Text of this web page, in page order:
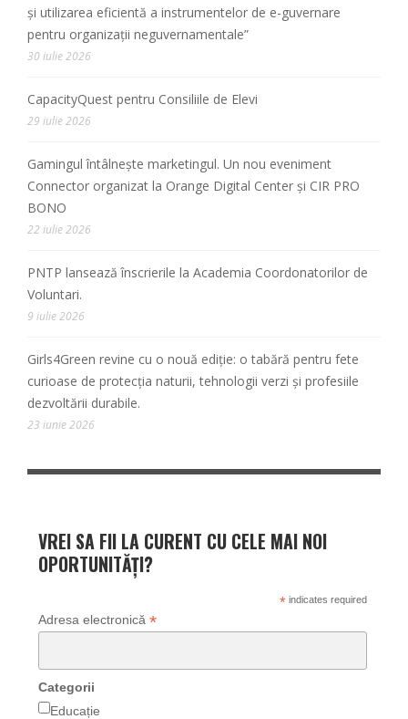
și utilizarea eficientă a instrumentelor de e-guvernare
pentru organizații neguvernamentale”
30 iulie 2026
CapacityQuest pentru Consiliile de Elevi
29 iulie 2026
Gamingul întâlnește marketingul. Un nou eveniment
Connector organizat la Orange Digital Center și CIR PRO
BONO
22 iulie 2026
PNTP lansează înscrierile la Academia Coordonatorilor de
Voluntari.
9 iulie 2026
Girls4Green revine cu o nouă ediție: o tabără pentru fete
curioase de protecția naturii, tehnologii verzi și profesiile
dezvoltării durabile.
23 iunie 2026
VREI SA FII LA CURENT CU CELE MAI NOI
OPORTUNITĂȚI?
*indicates required
Adresa electronică *
Categorii
Educație